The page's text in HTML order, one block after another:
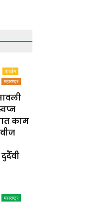
क्राईम
महाराष्ट्र
काम
महाराष्ट्र